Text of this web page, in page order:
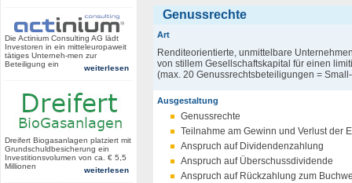
Die Actinium Consulting AG lädt
Investoren in ein mitteleuropaweit
tätiges Unterneh-men zur
Beteiligung ein
weiterlesen
Dreifert Biogasanlagen platziert mit
Grundschuldbesicherung ein
Investitionsvolumen von ca. € 5,5
Millionen
weiterlesen
Genussrechte
Art
Renditeorientierte, unmittelbare
von stillem Gesellschaftskapital für einen
(max. 20 Genussrechtsbeteiligungen =
Ausgestaltung
Genussrechte
Teilnahme am Gewinn und Verlust der
Anspruch auf Dividendenzahlung
Anspruch auf Überschussdividende
Anspruch auf Rückzahlung zum